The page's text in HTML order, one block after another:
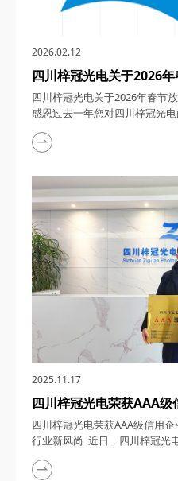
2026.02.12
四川梓冠光电关于2026
四川梓冠光电关于2026年春
感恩过去一年您对四川梓冠光
四川梓冠光电全体同仁愿您事
欢愉，顺遂无忧，新岁尽享美
产品！ ...
2025.11.17
四川梓冠光电荣获AAA
品引领光通信行业新风尚
四川梓冠光电荣获AAA级信用
行业新风尚 近日，四川梓冠光
用记录、强大的研发实力以及
企业称号。这一荣誉不仅是对